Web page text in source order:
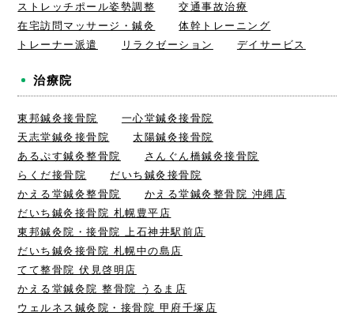
ストレッチポール姿勢調整
交通事故治療
在宅訪問マッサージ・鍼灸
体幹トレーニング
トレーナー派遣
リラクゼーション デイサービス
治療院
東邦鍼灸接骨院
一心堂鍼灸接骨院
天志堂鍼灸接骨院
太陽鍼灸接骨院
あるぷす鍼灸整骨院
さんぐん橋鍼灸接骨院
らくだ接骨院
だいち鍼灸接骨院
かえる堂鍼灸整骨院
かえる堂鍼灸整骨院 沖縄店
だいち鍼灸接骨院 札幌豊平店
東邦鍼灸院・接骨院 上石神井駅前店
だいち鍼灸接骨院 札幌中の島店
てて整骨院 伏見啓明店
かえる堂鍼灸院 整骨院 うるま店
ウェルネス鍼灸院・接骨院 甲府千塚店